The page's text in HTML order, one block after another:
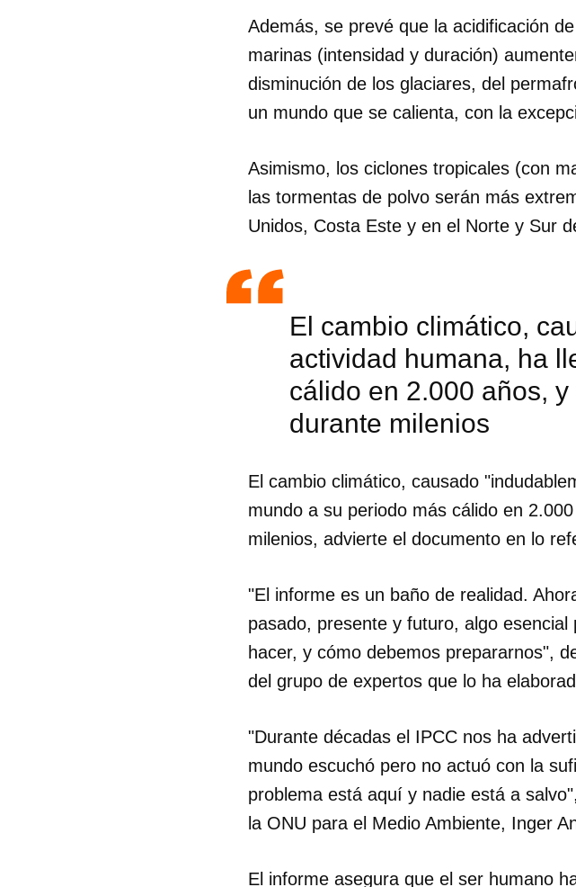
Además, se prevé que la acidificación
marinas (intensidad y duración)
disminución de los glaciares, del
un mundo que se calienta, con la
Asimismo, los ciclones tropicales (con
las tormentas de polvo serán más
Unidos, Costa Este y en el Norte y Sur
El cambio climático,
actividad humana, ha
cálido en 2.000 años,
durante milenios
El cambio climático, causado
mundo a su periodo más cálido en
milenios, advierte el documento en lo
"El informe es un baño de realidad.
pasado, presente y futuro, algo
hacer, y cómo debemos prepararnos",
del grupo de expertos que lo ha
"Durante décadas el IPCC nos ha
mundo escuchó pero no actuó con la
problema está aquí y nadie está a
la ONU para el Medio Ambiente, Inger
El informe asegura que el ser humano